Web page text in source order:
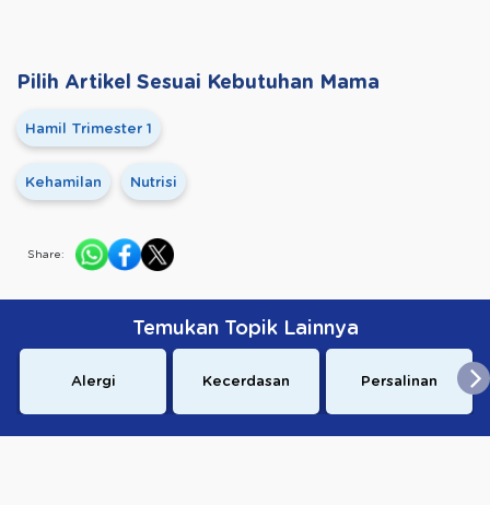
Pilih Artikel Sesuai Kebutuhan Mama
Hamil Trimester 1
Kehamilan Nutrisi
Share:
Temukan Topik Lainnya
Alergi Kecerdasan Persalinan